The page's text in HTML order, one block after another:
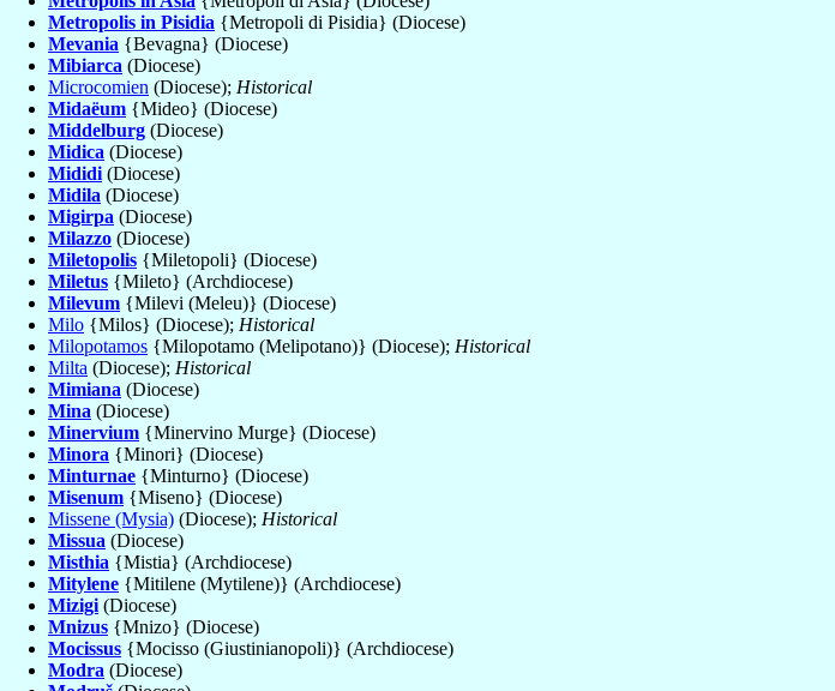
Metropolis in Pisidia {Metropoli di Pisidia} (Diocese)
Mevania {Bevagna} (Diocese)
Mibiarca (Diocese)
Microcomien (Diocese); Historical
Midaëum {Mideo} (Diocese)
Middelburg (Diocese)
Midica (Diocese)
Mididi(Diocese)
Midila (Diocese)
Migirpa (Diocese)
Milazzo (Diocese)
Miletopolis {Miletopoli} (Diocese)
Miletus {Mileto} (Archdiocese)
Milevum {Milevi (Meleu)} (Diocese)
Milo {Milos} (Diocese); Historical
Milopotamos {Milopotamo (Melipotano)} (Diocese); Historical
Milta (Diocese); Historical
Mimiana (Diocese)
Mina (Diocese)
Minervium {Minervino Murge} (Diocese)
Minora {Minori} (Diocese)
Minturnae {Minturno} (Diocese)
Misenum {Miseno} (Diocese)
Missene (Mysia) (Diocese); Historical
Missua (Diocese)
Misthia {Mistia} (Archdiocese)
Mitylene {Mitilene (Mytilene)} (Archdiocese)
Mizigi(Diocese)
Mnizus {Mnizo} (Diocese)
Mocissus {Mocisso (Giustinianopoli)} (Archdiocese)
Modra (Diocese)